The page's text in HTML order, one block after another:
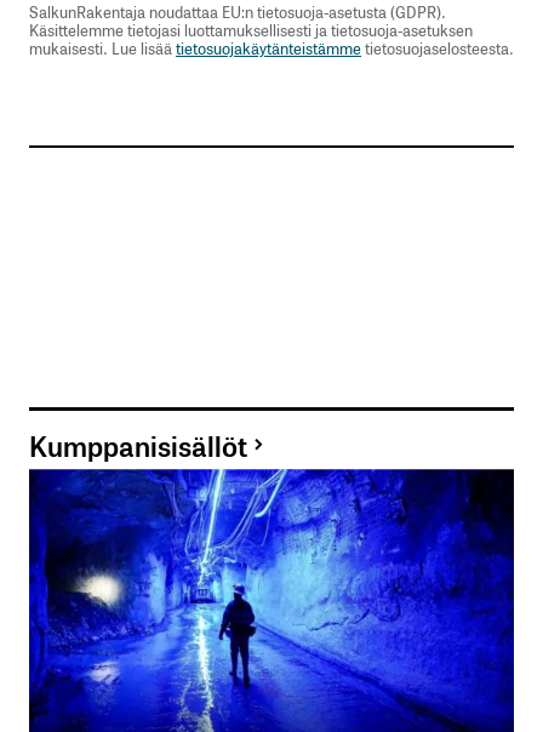
SalkunRakentaja noudattaa EU:n tietosuoja-asetusta (GDPR).
Käsittelemme tietojasi luottamuksellisesti ja tietosuoja-asetuksen
mukaisesti. Lue lisää tietosuojakäytänteistämmetietosuojaselosteesta.
Kumppanisisällöt